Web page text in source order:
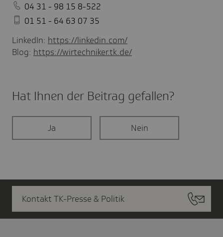
04 31 - 98 15 8-522
01 51 - 64 63 07 35
LinkedIn: https://linkedin.com/
Blog: https://wirtechniker.tk.de/
Hat Ihnen der Beitrag gefal­len?
Ja Nein
Kontakt TK-Presse & Politik